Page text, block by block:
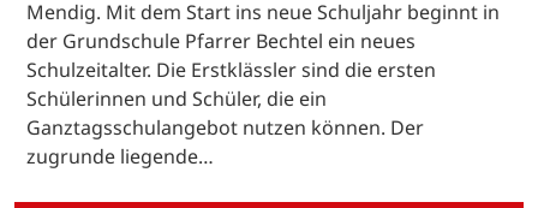
Mendig. Mit dem Start ins neue Schuljahr beginnt in
der Grundschule Pfarrer Bechtel ein neues
Schulzeitalter. Die Erstklässler sind die ersten
Schülerinnen und Schüler, die ein
Ganztagsschulangebot nutzen können. Der
zugrunde liegende…